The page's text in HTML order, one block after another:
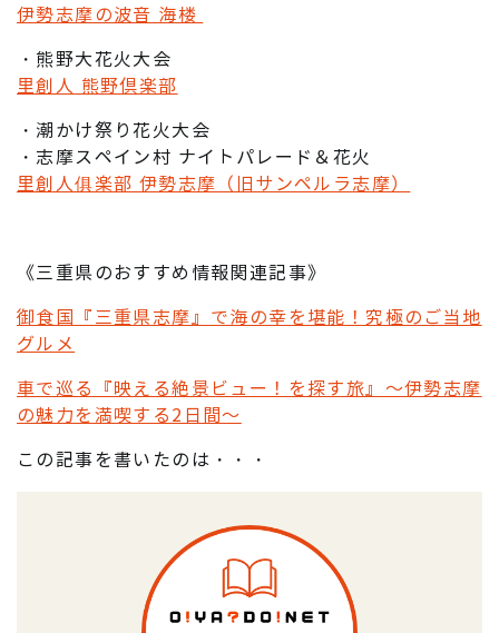
伊勢志摩の波音 海楼
・熊野大花火大会
里創人 熊野倶楽部
・潮かけ祭り花火大会
・志摩スペイン村 ナイトパレード＆花火
里創人俱楽部 伊勢志摩（旧サンペルラ志摩）
《三重県のおすすめ情報関連記事》
御食国『三重県志摩』で海の幸を堪能！究極のご当地
グルメ
車で巡る『映える絶景ビュー！を探す旅』～伊勢志摩
の魅力を満喫する2日間～
この記事を書いたのは・・・